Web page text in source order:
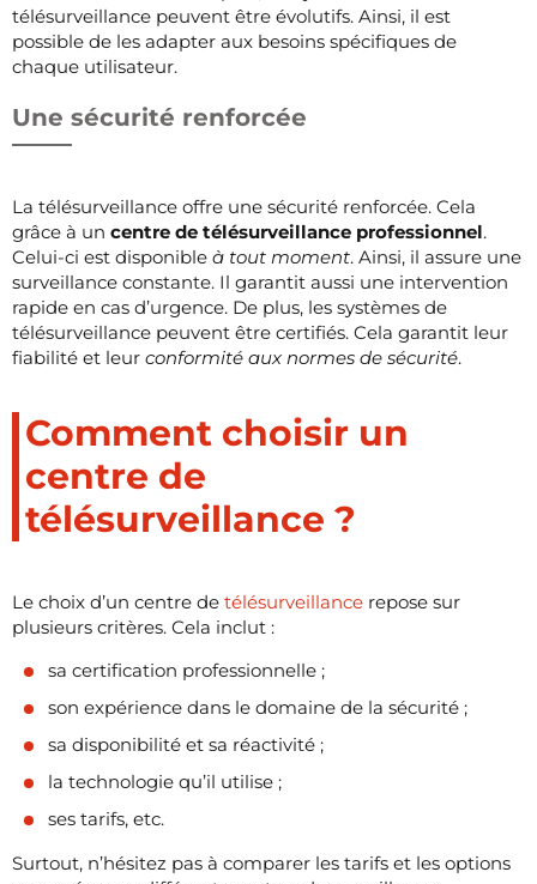
télésurveillance peuvent être évolutifs. Ainsi, il est
possible de les adapter aux besoins spécifiques de
chaque utilisateur.
Une sécurité renforcée
La télésurveillance offre une sécurité renforcée. Cela
grâce à un centre de télésurveillance professionnel.
Celui-ci est disponible à tout moment. Ainsi, il assure une
surveillance constante. Il garantit aussi une intervention
rapide en cas d’urgence. De plus, les systèmes de
télésurveillance peuvent être certifiés. Cela garantit leur
fiabilité et leur conformité aux normes de sécurité.
Comment choisir un
centre de
télésurveillance ?
Le choix d’un centre de télésurveillance repose sur
plusieurs critères. Cela inclut :
sa certification professionnelle ;
son expérience dans le domaine de la sécurité ;
sa disponibilité et sa réactivité ;
la technologie qu’il utilise ;
ses tarifs, etc.
Surtout, n’hésitez pas à comparer les tarifs et les options